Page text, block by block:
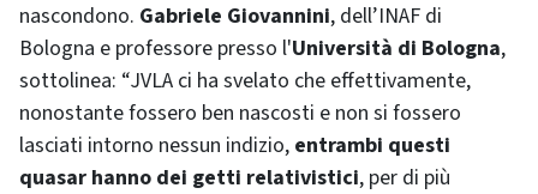
nascondono. Gabriele Giovannini, dell’INAF di
Bologna e professore presso l'Università di Bologna,
sottolinea: “JVLA ci ha svelato che effettivamente,
nonostante fossero ben nascosti e non si fossero
lasciati intorno nessun indizio, entrambi questi
quasar hanno dei getti relativistici, per di più